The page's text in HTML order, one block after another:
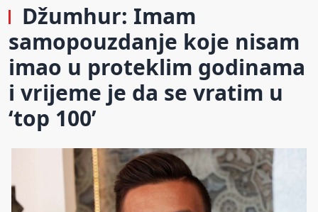
Džumhur: Imam
samopouzdanje koje nisam
imao u proteklim godinama
i vrijeme je da se vratim u
‘top 100’